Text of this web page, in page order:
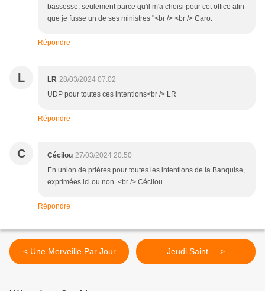
bassesse, seulement parce qu'il m'a choisi pour cet office afin
que je fusse un de ses ministres "<br /> <br /> Caro.
Répondre
L LR 28/03/2024 07:02
UDP pour toutes ces intentions<br /> LR
Répondre
C Cécilou 27/03/2024 20:50
En union de prières pour toutes les intentions de la Banquise,
exprimées ici ou non. <br /> Cécilou
Répondre
< Une Merveille Par Jour Jeudi Saint ... >